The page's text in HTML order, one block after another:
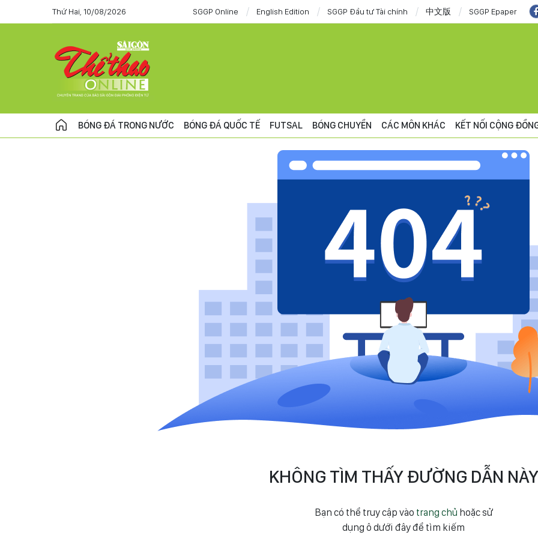
Thứ Hai, 10/08/2026 SGGP Online English Edition SGGP Đầu tư Tài chính 中文版 SGGP Epaper
BÓNG ĐÁ TRONG NƯỚC BÓNG ĐÁ QUỐC TẾ FUTSAL BÓNG CHUYỀN CÁC MÔN KHÁC KẾT NỐI CỘNG
KHÔNG TÌM THẤY ĐƯỜNG DẪN NÀY
Bạn có thể truy cập vào trang chủ hoặc sử
dụng ô dưới đây để tìm kiếm